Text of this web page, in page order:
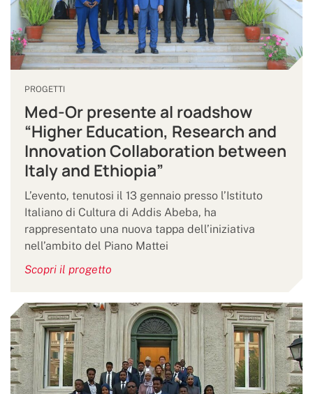
PROGETTI
Med-Or presente al roadshow
“Higher Education, Research and
Innovation Collaboration between
Italy and Ethiopia”
L’evento, tenutosi il 13 gennaio presso l’Istituto
Italiano di Cultura di Addis Abeba, ha
rappresentato una nuova tappa dell’iniziativa
nell’ambito del Piano Mattei
Scopri il progetto